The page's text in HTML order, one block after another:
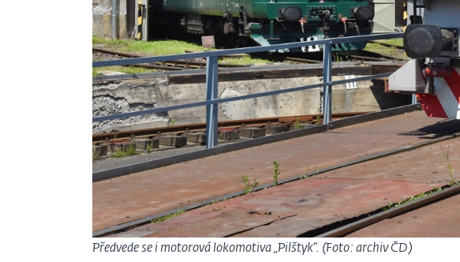
Předvede se i motorová lokomotiva „Pilštyk“. (Foto: archiv ČD)